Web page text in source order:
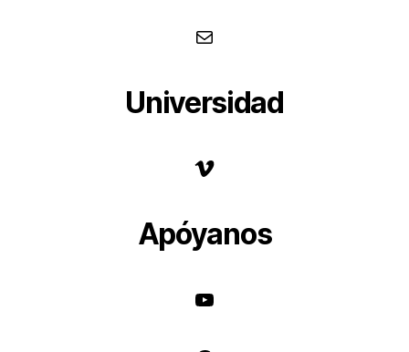
Correo
Universidad
Vimeo
Apóyanos
YouTube